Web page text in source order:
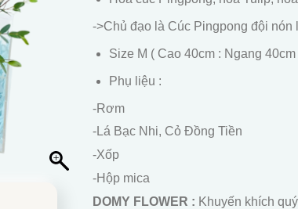
->Chủ đạo là Cúc Pingpong đội nón
Size M ( Cao 40cm : Ngang 40cm
Phụ liệu :
-Rơm
-Lá Bạc Nhi, Cỏ Đồng Tiền
-Xốp
-Hộp mica
DOMY FLOWER : Khuyến khích